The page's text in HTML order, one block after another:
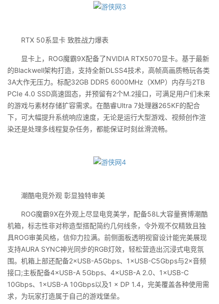
RTX 50系显卡 致胜战力爆表
显卡上，ROG魔霸9X配备了NVIDIA RTX5070显卡。基于最新
的Blackwell架构打造，支持全新DLSS4技术，高帧高画质畅玩各类
3A大作无压力。标配32GB DDR5 6000MHz（XMP）内存与2TB
PCIe 4.0 SSD高速固态，并预留有2个M.2接口，可满足用户们未来
的游戏与素材存储扩容需求。在酷睿Ultra 7处理器265KF的配合
下，可大幅提升系统响应速度，无论是运行大型游戏、视频创作渲
染还是处理多线程复杂任务，都能保证时刻丝滑流畅。
潮酷电竞外观 彰显独特审美
ROG魔霸9X在外观上尽显电竞美学，配备58L大容量赛博潮酷
机箱，标志性非对称造型搭配简约几何线条，令外观不仅精致且独
具ROG审美风格，信仰力拉满。前侧面板透明视窗设计能完美展现
支持AURA SYNC神光同步的RGB灯效，轻松营造出沉浸式电竞氛
围。机箱上部还配备2×USB-A5Gbps、1×USB-C5Gbps与2×音频
接口;主板配备4×USB-A 5Gbps、4×USB-A 2.0、1×USB-C
10Gbps、1×USB-A 10Gbps以及1 × DP 1.4，完美覆盖各种使用需
求，为玩家打造属于自己的游戏堡垒。